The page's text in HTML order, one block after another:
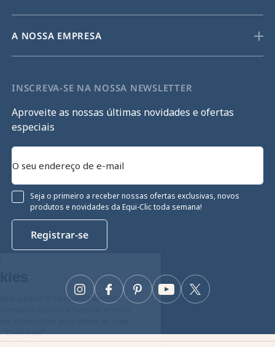
Gestão de cookies
O nosso site utiliza cookies para garantir o seu funcionamento
preferências, clique no botão "Configurar".
A NOSSA EMPRESA
INSCREVA-SE NA NOSSA NEWSLETTER
Aproveite as nossas últimas novidades e ofertas
especiais
Seja o primeiro a receber nossas ofertas exclusivas, novos
produtos e novidades da Equi-Clic toda semana!
Registrar-se
Facebook Twitter
YouTube
Pinterest
Instagram